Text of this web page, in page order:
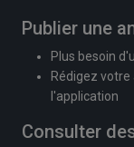
Publier une
Plus besoin
Rédigez
l'application
Consulter